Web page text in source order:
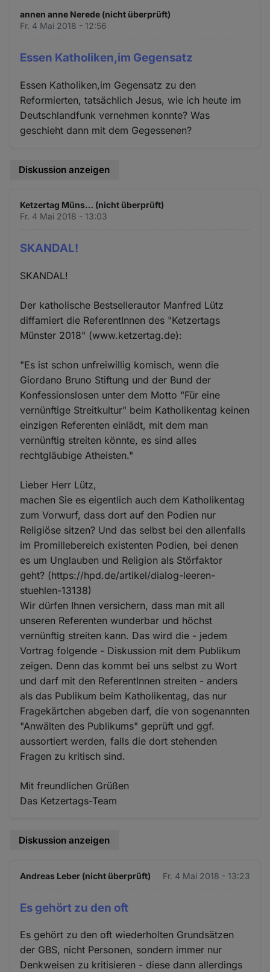
annen anne Nerede (nicht überprüft)
Fr. 4 Mai 2018 - 12:56
Essen Katholiken,im Gegensatz
Essen Katholiken,im Gegensatz zu den
Reformierten, tatsächlich Jesus, wie ich heute im
Deutschlandfunk vernehmen konnte? Was
geschieht dann mit dem Gegessenen?
Diskussion anzeigen
Ketzertag Müns… (nicht überprüft)
Fr. 4 Mai 2018 - 13:03
SKANDAL!
SKANDAL!
Der katholische Bestsellerautor Manfred Lütz
diffamiert die ReferentInnen des "Ketzertags
Münster 2018" (www.ketzertag.de):
"Es ist schon unfreiwillig komisch, wenn die
Giordano Bruno Stiftung und der Bund der
Konfessionslosen unter dem Motto "Für eine
vernünftige Streitkultur" beim Katholikentag keinen
einzigen Referenten einlädt, mit dem man
vernünftig streiten könnte, es sind alles
rechtgläubige Atheisten."
Lieber Herr Lütz,
machen Sie es eigentlich auch dem Katholikentag
zum Vorwurf, dass dort auf den Podien nur
Religiöse sitzen? Und das selbst bei den allenfalls
im Promillebereich existenten Podien, bei denen
es um Unglauben und Religion als Störfaktor
geht? (https://hpd.de/artikel/dialog-leeren-
stuehlen-13138)
Wir dürfen Ihnen versichern, dass man mit all
unseren Referenten wunderbar und höchst
vernünftig streiten kann. Das wird die - jedem
Vortrag folgende - Diskussion mit dem Publikum
zeigen. Denn das kommt bei uns selbst zu Wort
und darf mit den ReferentInnen streiten - anders
als das Publikum beim Katholikentag, das nur
Fragekärtchen abgeben darf, die von sogenannten
"Anwälten des Publikums" geprüft und ggf.
aussortiert werden, falls die dort stehenden
Fragen zu kritisch sind.
Mit freundlichen Grüßen
Das Ketzertags-Team
Diskussion anzeigen
Andreas Leber (nicht überprüft) Fr. 4 Mai 2018 - 13:23
Es gehört zu den oft
Es gehört zu den oft wiederholten Grundsätzen
der GBS, nicht Personen, sondern immer nur
Denkweisen zu kritisieren - diese dann allerdings
und
Cookies